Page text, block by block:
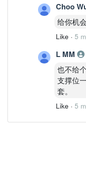
Choo
给你机
Like · 5
L MM
也不给
支撑位
套。
Like · 5